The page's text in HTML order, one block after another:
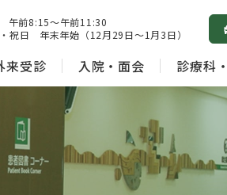
午前8:15～午前11:30
祝日 年末年始（12月29日～1月3日）
来受診
入院・面会 診療科